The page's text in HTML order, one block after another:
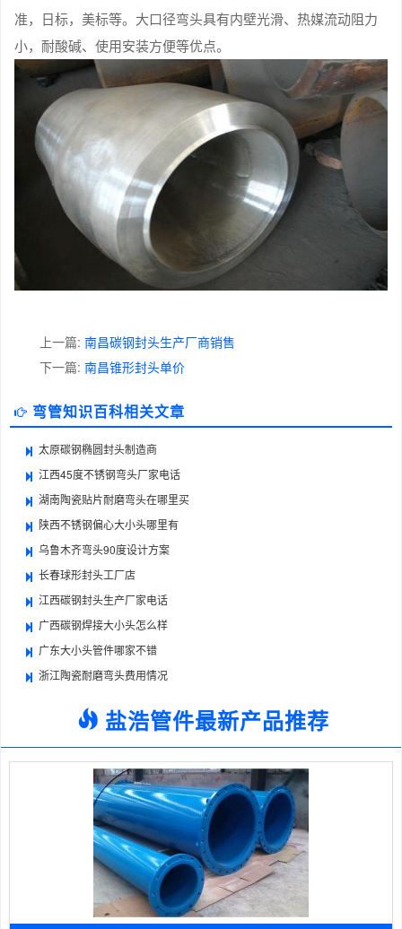
准，日标，美标等。大口径弯头具有内壁光滑、热媒流动阻力
小，耐酸碱、使用安装方便等优点。
上一篇: 南昌碳钢封头生产厂商销售
下一篇: 南昌锥形封头单价
弯管知识百科相关文章
太原碳钢椭圆封头制造商
江西45度不锈钢弯头厂家电话
湖南陶瓷贴片耐磨弯头在哪里买
陕西不锈钢偏心大小头哪里有
乌鲁木齐弯头90度设计方案
长春球形封头工厂店
江西碳钢封头生产厂家电话
广西碳钢焊接大小头怎么样
广东大小头管件哪家不错
浙江陶瓷耐磨弯头费用情况
盐浩管件最新产品推荐